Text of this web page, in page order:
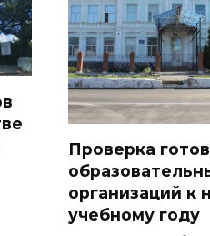
Проверка
организаций к
учебному году